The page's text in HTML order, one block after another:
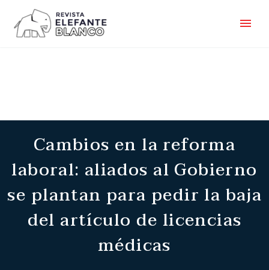
Cambios en la reforma
laboral: aliados al Gobierno
se plantan para pedir la baja
del artículo de licencias
médicas